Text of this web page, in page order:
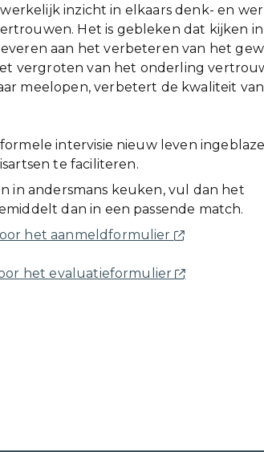
inzicht in elkaars denk- en
Het is gebleken dat kijken
aan het verbeteren van het
vergroten van het onderling
meelopen, verbetert de kwaliteit
intervisie nieuw leven
te faciliteren.
in andersmans keuken, vul dan het
dan in een passende match.
het aanmeldformulier
het evaluatieformulier